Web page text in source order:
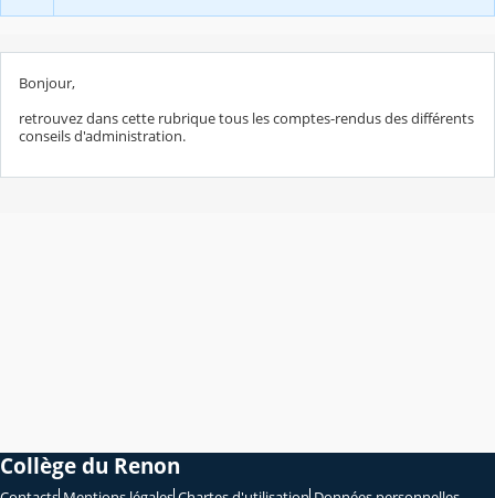
Bonjour,
retrouvez dans cette rubrique tous les comptes-rendus des différents
conseils d'administration.
Collège du Renon